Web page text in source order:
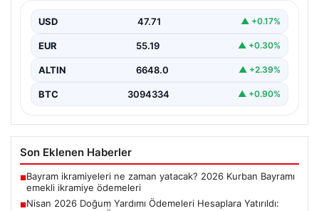
Nisan ayı doğum yardımı ödemeleri, ihtiyaç sahibi aileler
USD 47.71 ▲ +0.17%
EUR 55.19 ▲ +0.30%
ALTIN 6648.0 ▲ +2.39%
BTC 3094334 ▲ +0.90%
Son Eklenen Haberler
■Bayram ikramiyeleri ne zaman yatacak? 2026 Kurban Bayramı
emekli ikramiye ödemeleri
■Nisan 2026 Doğum Yardımı Ödemeleri Hesaplara Yatırıldı: